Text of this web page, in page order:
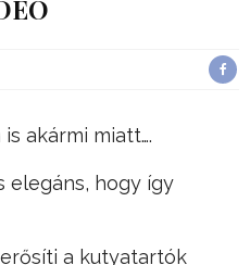
akármi miatt….
elegáns, hogy így
a kutyatartók